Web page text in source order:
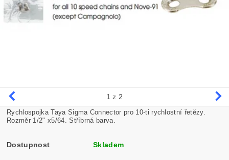
1 z 2
Rychlospojka Taya Sigma Connector pro 10-ti rychlostní řetězy.
Rozměr 1/2" x5/64. Stříbrná barva.
Dostupnost Skladem